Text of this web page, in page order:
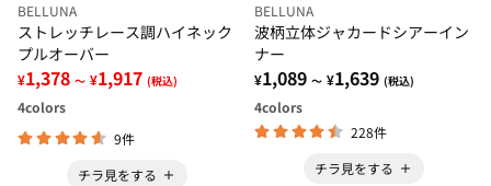
BELLUNA
ストレッチレース調ハイネック
プルオーバー
¥1,378 ～ ¥1,917 (税込)
4colors
9件
チラ見をする
BELLUNA
波柄立体ジャカードシアーイン
ナー
¥1,089 ～ ¥1,639 (税込)
4colors
228件
チラ見をする